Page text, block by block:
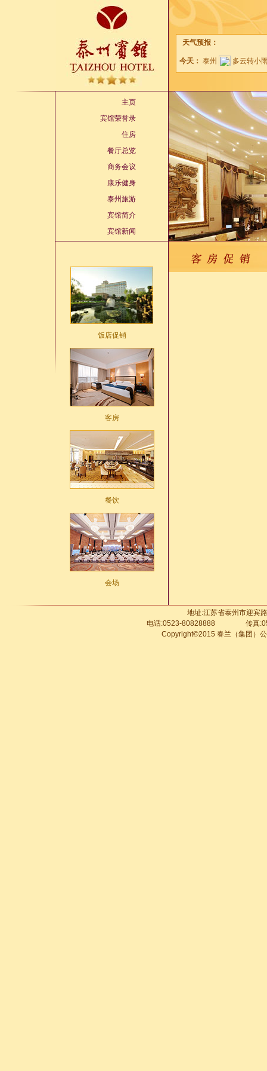
天气预报：
主页
宾馆荣誉录
住房
餐厅总览
商务会议
康乐健身
泰州旅游
宾馆简介
宾馆新闻
饭店促销
客房
餐饮
会场
地址:江苏省泰
电话:0523-80828888 传真
Copyright©2015 春兰（